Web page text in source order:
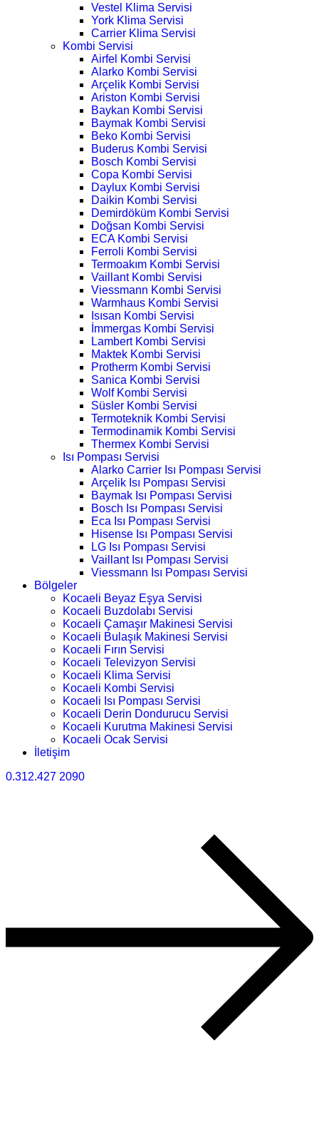
Vestel Klima Servisi
York Klima Servisi
Carrier Klima Servisi
Kombi Servisi
Airfel Kombi Servisi
Alarko Kombi Servisi
Arçelik Kombi Servisi
Ariston Kombi Servisi
Baykan Kombi Servisi
Baymak Kombi Servisi
Beko Kombi Servisi
Buderus Kombi Servisi
Bosch Kombi Servisi
Copa Kombi Servisi
Daylux Kombi Servisi
Daikin Kombi Servisi
Demirdöküm Kombi Servisi
Doğsan Kombi Servisi
ECA Kombi Servisi
Ferroli Kombi Servisi
Termoakım Kombi Servisi
Vaillant Kombi Servisi
Viessmann Kombi Servisi
Warmhaus Kombi Servisi
Isısan Kombi Servisi
İmmergas Kombi Servisi
Lambert Kombi Servisi
Maktek Kombi Servisi
Protherm Kombi Servisi
Sanica Kombi Servisi
Wolf Kombi Servisi
Süsler Kombi Servisi
Termoteknik Kombi Servisi
Termodinamik Kombi Servisi
Thermex Kombi Servisi
Isı Pompası Servisi
Alarko Carrier Isı Pompası Servisi
Arçelik Isı Pompası Servisi
Baymak Isı Pompası Servisi
Bosch Isı Pompası Servisi
Eca Isı Pompası Servisi
Hisense Isı Pompası Servisi
LG Isı Pompası Servisi
Vaillant Isı Pompası Servisi
Viessmann Isı Pompası Servisi
Bölgeler
Kocaeli Beyaz Eşya Servisi
Kocaeli Buzdolabı Servisi
Kocaeli Çamaşır Makinesi Servisi
Kocaeli Bulaşık Makinesi Servisi
Kocaeli Fırın Servisi
Kocaeli Televizyon Servisi
Kocaeli Klima Servisi
Kocaeli Kombi Servisi
Kocaeli Isı Pompası Servisi
Kocaeli Derin Dondurucu Servisi
Kocaeli Kurutma Makinesi Servisi
Kocaeli Ocak Servisi
İletişim
0.312.427 2090